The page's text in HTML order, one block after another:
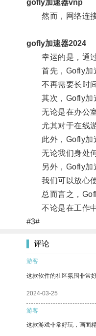
gofly加速器vnp
然而，网络连接
gofly加速器2024
幸运的是，通过
首先，Gofly加速
不再需要长时间
其次，Gofly加速
无论是在办公室
尤其对于在线游
此外，Gofly加速
无论我们身处何
另外，Gofly加速
我们可以放心使
总而言之，Gofly
不论是在工作中
#3#
评论
游客
这款软件的社区氛围非常
2024-03-25
游客
这款游戏非常好玩，画面